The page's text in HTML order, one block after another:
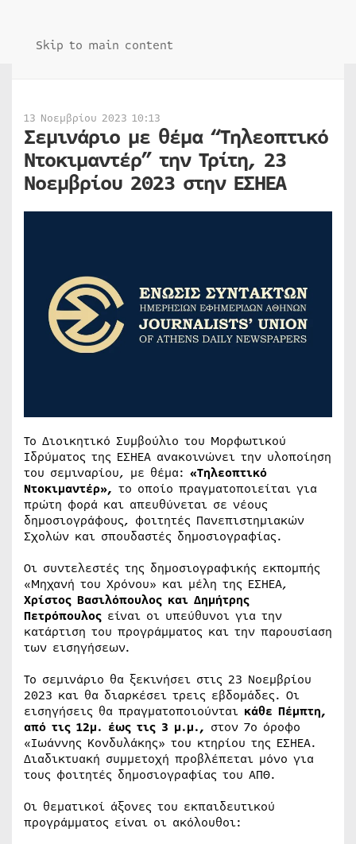
Skip to main content
13 Νοεμβρίου 2023 10:13
Σεμινάριο με θέμα “Τηλεοπτικό
Ντοκιμαντέρ” την Τρίτη, 23
Νοεμβρίου 2023 στην ΕΣΗΕΑ
Το Διοικητικό Συμβούλιο του Μορφωτικού
Ιδρύματος της ΕΣΗΕΑ ανακοινώνει την υλοποίηση
του σεμιναρίου, με θέμα: «Τηλεοπτικό
Ντοκιμαντέρ», το οποίο πραγματοποιείται για
πρώτη φορά και απευθύνεται σε νέους
δημοσιογράφους, φοιτητές Πανεπιστημιακών
Σχολών και σπουδαστές δημοσιογραφίας.
Οι συντελεστές της δημοσιογραφικής εκπομπής
«Μηχανή του Χρόνου» και μέλη της ΕΣΗΕΑ,
Χρίστος Βασιλόπουλος και Δημήτρης
Πετρόπουλος είναι οι υπεύθυνοι για την
κατάρτιση του προγράμματος και την παρουσίαση
των εισηγήσεων.
Το σεμινάριο θα ξεκινήσει στις 23 Νοεμβρίου
2023 και θα διαρκέσει τρεις εβδομάδες. Οι
εισηγήσεις θα πραγματοποιούνται κάθε Πέμπτη,
από τις 12μ. έως τις 3 μ.μ., στον 7ο όροφο
«Ιωάννης Κονδυλάκης» του κτηρίου της ΕΣΗΕΑ.
Διαδικτυακή συμμετοχή προβλέπεται μόνο για
τους φοιτητές δημοσιογραφίας του ΑΠΘ.
Οι θεματικοί άξονες του εκπαιδευτικού
προγράμματος είναι οι ακόλουθοι: